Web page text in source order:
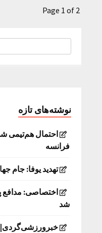
Page 1 of 2
نوشته‌های تازه
احتمال هم‌تیمی
فرانسه
تهدید یوفا: جام
اختصاصی: مدافع
شد
خبرورزشی‌گردی|